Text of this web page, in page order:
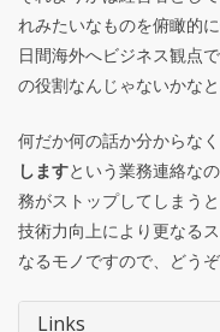
れみたいなものを俯瞰的
日間海外へビジネス観点
の役割なんじゃないかな
何だか何の話か分からな
しますという業務連絡な
務がストップしてしまう
技術力向上により更なる
なるモノですので、どう
Links